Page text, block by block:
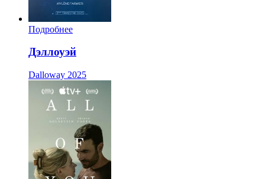
Подробнее
Дэллоуэй
Dalloway 2025